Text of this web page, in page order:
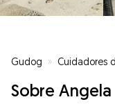
Gudog » Cuidadores
Sobre Angela